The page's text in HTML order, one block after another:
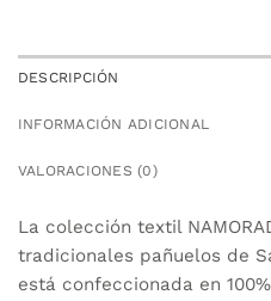
DESCRIPCIÓN
INFORMACIÓN ADICIONAL
VALORACIONES (0)
La colección textil
tradicionales pañuelos de
está confeccionada en